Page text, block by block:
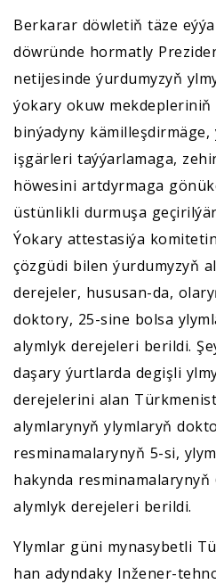
Berkarar döwletiň täze
döwründe hormatly
netijesinde ýurdumyzyň
ýokary okuw mekdepleriniň
binýadyny
işgärleri taýýarlamaga,
höwesini artdyrmaga
üstünlikli durmuşa
Ýokary attestasiýa
çözgüdi bilen ýurdumyzyň
derejeler, hususan-da,
doktory, 25-sine bolsa
alymlyk derejeleri berildi.
daşary ýurtlarda degişli
derejelerini alan
alymlarynyň ylymlaryň
resminamalarynyň 5-si,
hakynda
alymlyk derejeleri berildi.
Ylymlar güni mynasybetli
han adyndaky Inžener-